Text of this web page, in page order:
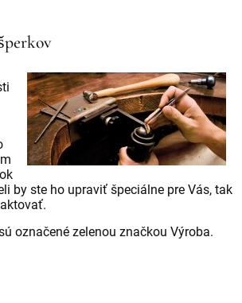
by ste ho upraviť špeciálne pre Vás, tak
označené zelenou značkou Výroba.